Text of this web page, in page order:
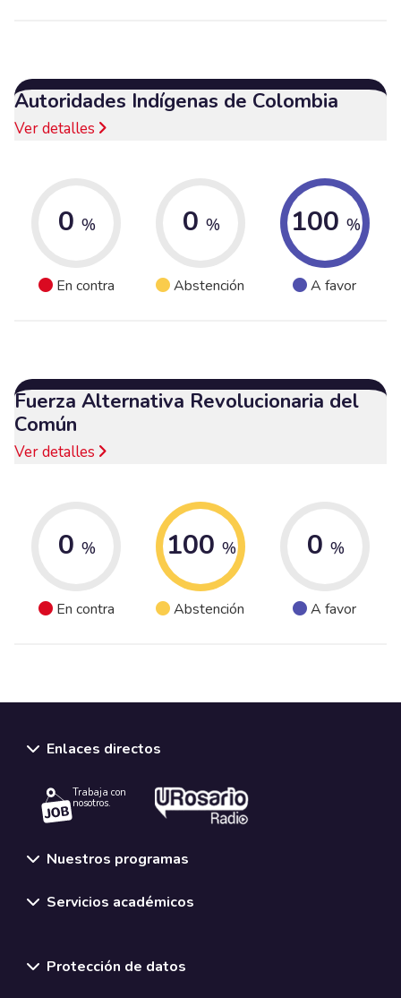
Autoridades Indígenas de Colombia
Ver detalles
0 %
En contra
0 %
Abstención
100 %
A favor
Fuerza Alternativa Revolucionaria del
Común
Ver detalles
0 %
En contra
100 %
Abstención
0 %
A favor
Enlaces directos
Trabaja con
nosotros.
Nuestros programas
Servicios académicos
Protección de datos